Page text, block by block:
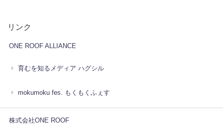
リンク
ONE ROOF ALLIANCE
育むを知るメディア ハグシル
mokumoku fes. もくもくふぇす
株式会社ONE ROOF